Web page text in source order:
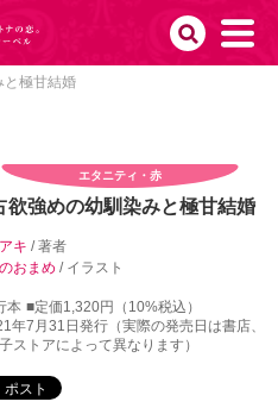
と極甘結婚
エタニティ・赤
欲強めの幼馴染みと極甘結婚
キ/ 著者
おまめ / イラスト
本 ■定価1,320円（10%税込）
年7月31日発行（実際の発売日は書店、
ストアによって異なります）